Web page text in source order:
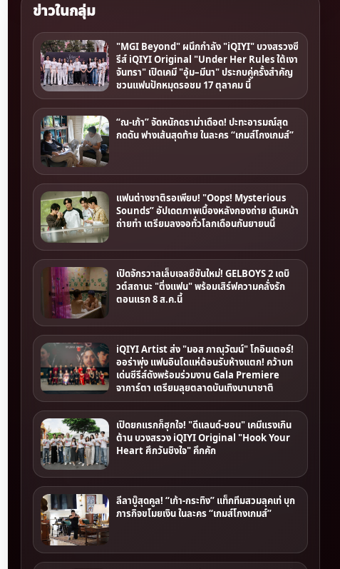
ข่าวในกลุ่ม
"MGI Beyond" ผนึกกำลัง "iQIYI" บวงสรวงซี
รีส์ iQIYI Original "Under Her Rules ใต้เงา
จันทรา" เปิดเคมี "อุ้ม–มีนา" ประกบคู่ครั้งสำคัญ
ชวนแฟนปักหมุดรอชม 17 ตุลาคม นี้
“ณ-เก้า” จัดหนักดราม่าเดือด! ปะทะอารมณ์สุด
กดดัน ฟางเส้นสุดท้าย ในละคร “เกมส์โกงเกมส์”
แฟนต่างชาติรอเพียบ! "Oops! Mysterious
Sounds” อัปเดตภาพเบื้องหลังกองถ่าย เดินหน้า
ถ่ายทำ เตรียมลงจอทั่วโลกเดือนกันยายนนี้
เปิดจักรวาลเล็บเจลซีซันใหม่! GELBOYS 2 เดบิ
วต์สถานะ "ติ่งแฟน" พร้อมเสิร์ฟความคลั่งรัก
ตอนแรก 8 ส.ค.นี้
iQIYI Artist ส่ง "มอส ภาณุวัฒน์" โกอินเตอร์!
ออร่าพุ่ง แฟนอินโดแห่ต้อนรับห้างแตก! คว้าบท
เด่นซีรีส์ดังพร้อมร่วมงาน Gala Premiere
จาการ์ตา เตรียมลุยตลาดบันเทิงนานาชาติ
เปิดยกแรกก็ฮุกใจ! "ดีแลนด์-ชอน" เคมีแรงเกิน
ต้าน บวงสรวง iQIYI Original "Hook Your
Heart ศึกวันชิงใจ" คึกคัก
ลีลาบู๊สุดคูล! “เก้า-กระทิง” แท็กทีมสวมลุคเท่ บุก
ภารกิจขโมยเงิน ในละคร “เกมส์โกงเกมส์”